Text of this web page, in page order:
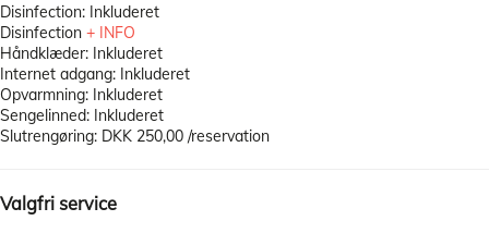
Disinfection: Inkluderet
Disinfection + INFO
Håndklæder: Inkluderet
Internet adgang: Inkluderet
Opvarmning: Inkluderet
Sengelinned: Inkluderet
Slutrengøring: DKK 250,00 /reservation
Valgfri service